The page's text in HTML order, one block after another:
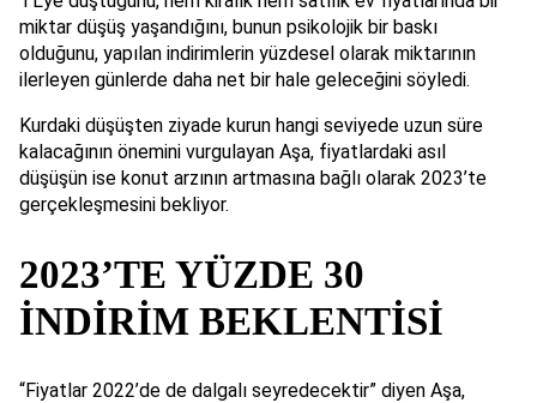
miktar düşüş yaşandığını, bunun psikolojik bir baskı
olduğunu, yapılan indirimlerin yüzdesel olarak miktarının
ilerleyen günlerde daha net bir hale geleceğini söyledi.
Kurdaki düşüşten ziyade kurun hangi seviyede uzun süre
kalacağının önemini vurgulayan Aşa, fiyatlardaki asıl
düşüşün ise konut arzının artmasına bağlı olarak 2023’te
gerçekleşmesini bekliyor.
2023’TE YÜZDE 30
İNDİRİM BEKLENTİSİ
“Fiyatlar 2022’de de dalgalı seyredecektir” diyen Aşa,